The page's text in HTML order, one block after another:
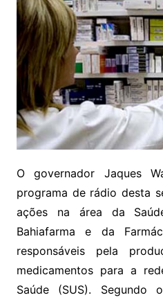
O governador Jaques
programa de rádio desta
ações na área da
Bahiafarma e da
responsáveis pela
medicamentos para a
Saúde (SUS). Segundo